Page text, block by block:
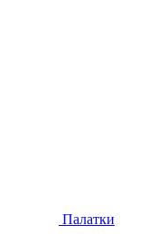
Палатки